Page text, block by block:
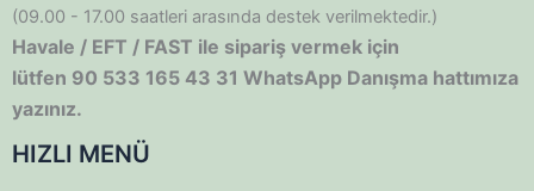
(09.00 - 17.00 saatleri arasında destek verilmektedir.)
Havale / EFT / FAST ile sipariş vermek için
lütfen 90 533 165 43 31 WhatsApp Danışma hattımıza
yazınız.
HIZLI MENÜ